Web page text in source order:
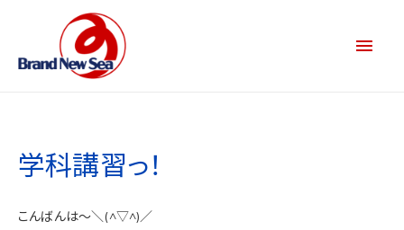
学科講習っ！
こんばんは～＼(^▽^)／